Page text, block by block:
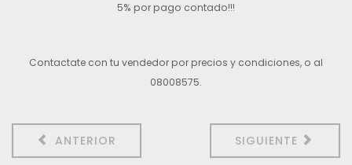
5% por pago contado!!!
Contactate con tu vendedor por precios y condiciones, o al
08008575.
ANTERIOR SIGUIENTE